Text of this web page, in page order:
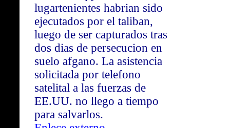
lugartenientes habrian sido
ejecutados por el taliban,
luego de ser capturados tras
dos dias de persecucion en
suelo afgano. La asistencia
solicitada por telefono
satelital a las fuerzas de
EE.UU. no llego a tiempo
para salvarlos.